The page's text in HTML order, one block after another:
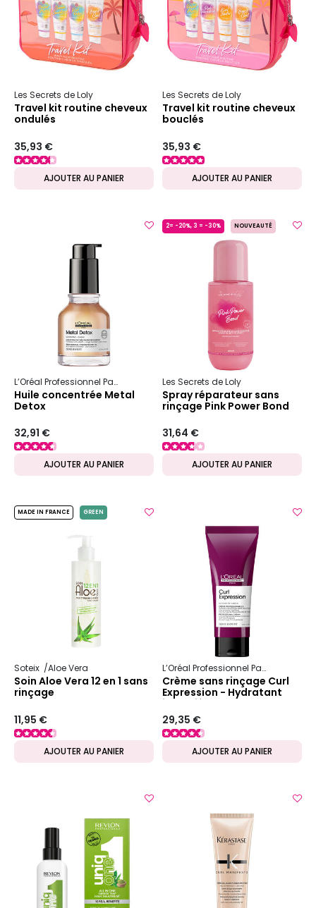
Les Secrets de Loly
Travel kit routine cheveux
ondulés
35,93 €
AJOUTER AU PANIER
Les Secrets de Loly
Travel kit routine cheveux
bouclés
35,93 €
AJOUTER AU PANIER
L’Oréal Professionnel Paris Serie Expert Metal Detox
Huile concentrée Metal
Detox
32,91 €
AJOUTER AU PANIER
2= -20%, 3 = -30% NOUVEAUTÉ
Les Secrets de Loly
Spray réparateur sans
rinçage Pink Power Bond
31,64 €
AJOUTER AU PANIER
MADE IN FRANCE GREEN
Soteix Aloe Vera
Soin Aloe Vera 12 en 1 sans
rinçage
11,95 €
AJOUTER AU PANIER
L’Oréal Professionnel Paris
Crème sans rinçage Curl
Expression - Hydratant
intensif
29,35 €
AJOUTER AU PANIER